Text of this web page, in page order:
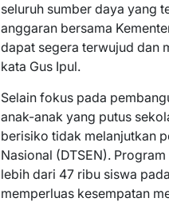
seluruh sumber daya yang
anggaran bersama
dapat segera terwujud dan
kata Gus Ipul.
Selain fokus pada
anak-anak yang putus
berisiko tidak melanjutkan
Nasional (DTSEN).
lebih dari 47 ribu siswa
memperluas kesempatan